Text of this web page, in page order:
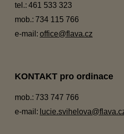
tel.: 461 533 323
mob.: 734 115 766
e-mail: office@flava.cz
KONTAKT pro ordinace
mob.: 733 747 766
e-mail: